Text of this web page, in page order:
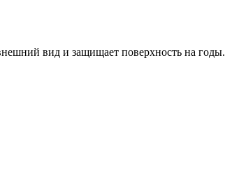
вид и защищает поверхность на годы.